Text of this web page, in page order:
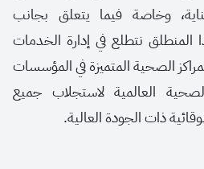
وخاصة فيما يتعلق بجانب
نتطلع في إدارة الخدمات
الصحية المتميزة في المؤسسات
العالمية لاستجلاب جميع
ذات الجودة العالية.